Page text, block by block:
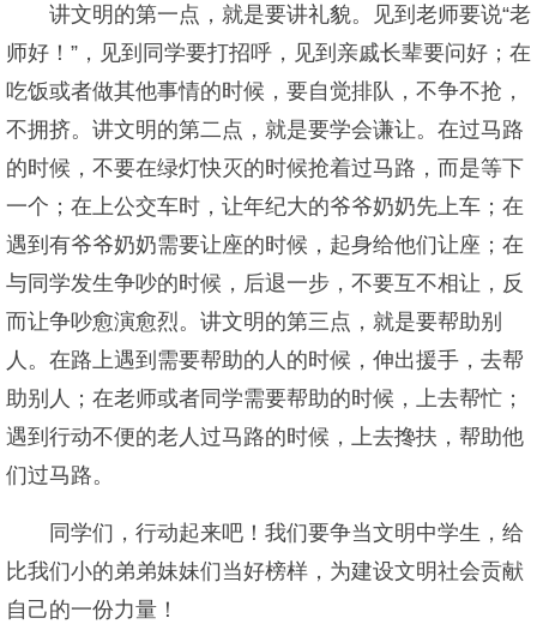
讲文明的第一点，就是要讲礼貌。见到老师要说“老
师好！”，见到同学要打招呼，见到亲戚长辈要问好；在
吃饭或者做其他事情的时候，要自觉排队，不争不抢，
不拥挤。讲文明的第二点，就是要学会谦让。在过马路
的时候，不要在绿灯快灭的时候抢着过马路，而是等下
一个；在上公交车时，让年纪大的爷爷奶奶先上车；在
遇到有爷爷奶奶需要让座的时候，起身给他们让座；在
与同学发生争吵的时候，后退一步，不要互不相让，反
而让争吵愈演愈烈。讲文明的第三点，就是要帮助别
人。在路上遇到需要帮助的人的时候，伸出援手，去帮
助别人；在老师或者同学需要帮助的时候，上去帮忙；
遇到行动不便的老人过马路的时候，上去搀扶，帮助他
们过马路。
同学们，行动起来吧！我们要争当文明中学生，给
比我们小的弟弟妹妹们当好榜样，为建设文明社会贡献
自己的一份力量！